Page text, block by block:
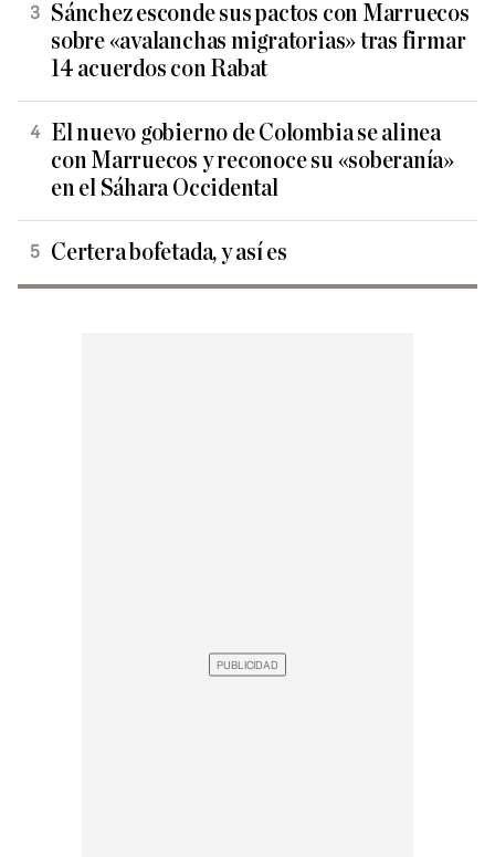
Sánchez esconde sus pactos con Marruecos
sobre «avalanchas migratorias» tras firmar
14 acuerdos con Rabat
El nuevo gobierno de Colombia se alinea
con Marruecos y reconoce su «soberanía»
en el Sáhara Occidental
Certera bofetada, y así es